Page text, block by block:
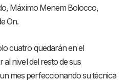
Máximo Menem Bolocco,
On.
cuatro quedarán en el
nivel del resto de sus
mes perfeccionando su técnica